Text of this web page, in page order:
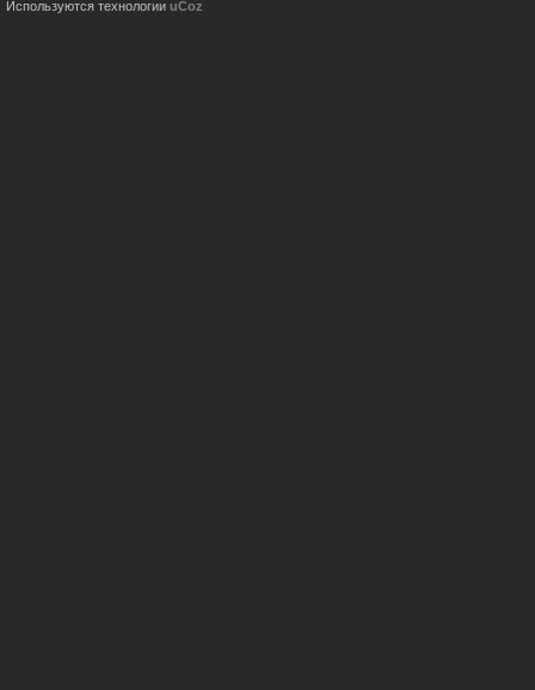
Используются технологии uCoz